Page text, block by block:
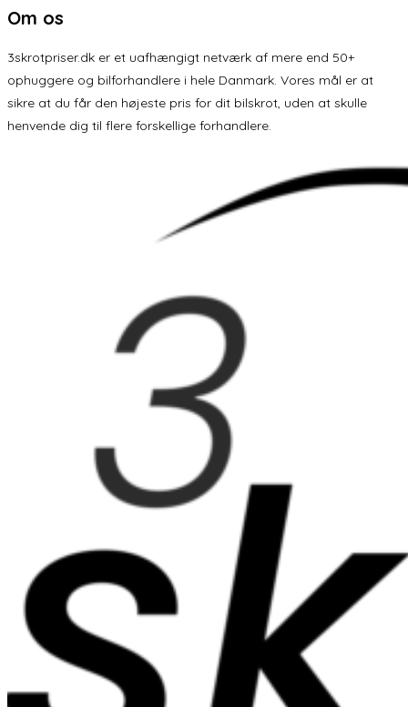
Om os
3skrotpriser.dk er et uafhængigt netværk af mere end 50+
ophuggere og bilforhandlere i hele Danmark. Vores mål er at
sikre at du får den højeste pris for dit bilskrot, uden at skulle
henvende dig til flere forskellige forhandlere.